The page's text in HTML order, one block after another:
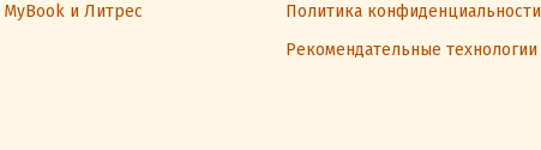
MyBook и Литрес
Политика конфиденциальности
Рекомендательные технологии